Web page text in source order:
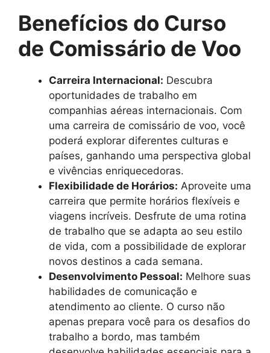
Benefícios do Curso
de Comissário de Voo
Carreira Internacional: Descubra
oportunidades de trabalho em
companhias aéreas internacionais. Com
uma carreira de comissário de voo, você
poderá explorar diferentes culturas e
países, ganhando uma perspectiva global
e vivências enriquecedoras.
Flexibilidade de Horários: Aproveite uma
carreira que permite horários flexíveis e
viagens incríveis. Desfrute de uma rotina
de trabalho que se adapta ao seu estilo
de vida, com a possibilidade de explorar
novos destinos a cada semana.
Desenvolvimento Pessoal: Melhore suas
habilidades de comunicação e
atendimento ao cliente. O curso não
apenas prepara você para os desafios do
trabalho a bordo, mas também